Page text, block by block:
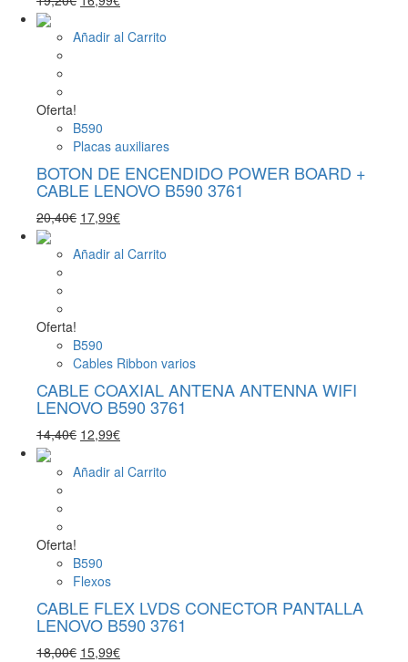
originalactual
Añadir al Carrito
Oferta!
B590
Placas auxiliares
BOTON DE ENCENDIDO POWER BOARD +
CABLE LENOVO B590 3761
20,40€ El
original
17,99€El
actual
Añadir al Carrito
Oferta!
B590
Cables Ribbon varios
CABLE COAXIAL ANTENA ANTENNA WIFI
LENOVO B590 3761
14,40€ El
original
12,99€El
actual
Añadir al Carrito
Oferta!
B590
Flexos
CABLE FLEX LVDS CONECTOR PANTALLA
LENOVO B590 3761
18,00€ El
15,99€El